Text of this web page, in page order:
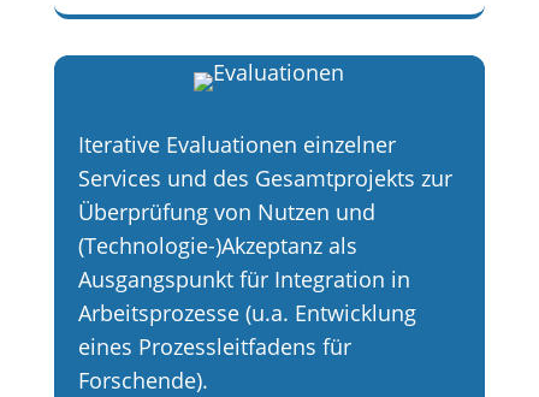
Iterative Evaluationen einzelner
Services und des Gesamtprojekts zur
Überprüfung von Nutzen und
(Technologie-)Akzeptanz als
Ausgangspunkt für Integration in
Arbeitsprozesse (u.a. Entwicklung
eines Prozessleitfadens für
Forschende).